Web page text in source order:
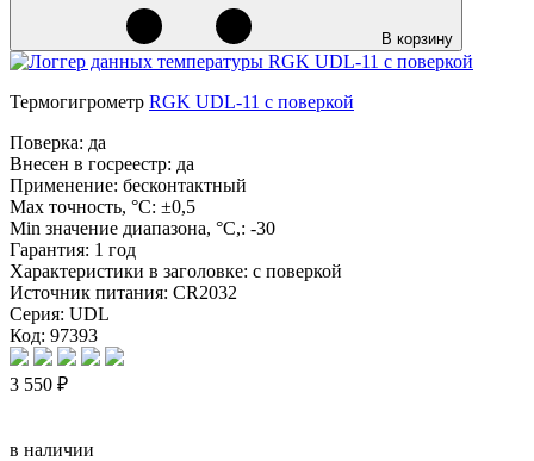
В корзину
Термогигрометр RGK UDL-11 с поверкой
Поверка: да
Внесен в госреестр: да
Применение: бесконтактный
Max точность, °С: ±0,5
Min значение диапазона, °C,: -30
Гарантия: 1 год
Характеристики в заголовке: с поверкой
Источник питания: CR2032
Серия: UDL
Код: 97393
3 550 ₽
в наличии